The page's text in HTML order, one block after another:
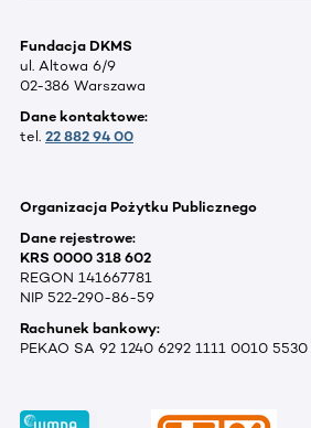
Fundacja DKMS
ul. Altowa 6/9
02-386 Warszawa
Dane kontaktowe:
tel. 22 882 94 00
Organizacja Pożytku Publicznego
Dane rejestrowe:
KRS 0000 318 602
REGON 141667781
NIP 522-290-86-59
Rachunek bankowy:
PEKAO SA 92 1240 6292 1111 0010